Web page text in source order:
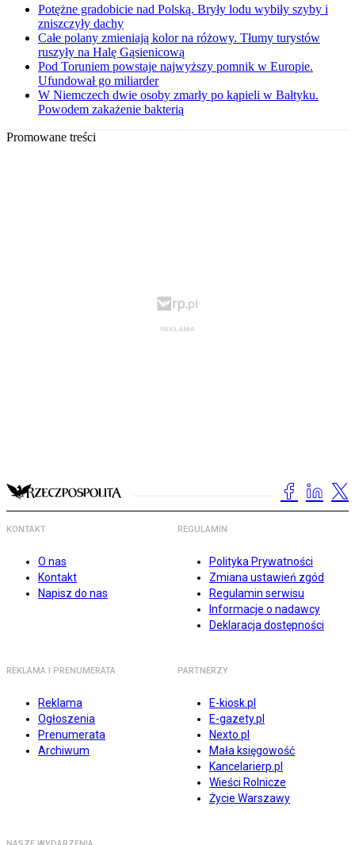
Potężne gradobicie nad Polską. Bryły lodu wybiły szyby i
zniszczyły dachy
Całe polany zmieniają kolor na różowy. Tłumy turystów
ruszyły na Halę Gąsienicową
Pod Toruniem powstaje najwyższy pomnik w Europie.
Ufundował go miliarder
W Niemczech dwie osoby zmarły po kąpieli w Bałtyku.
Powodem zakażenie bakterią
Promowane treści
KONTAKT
O nas
Kontakt
Napisz do nas
REGULAMIN
Polityka Prywatności
Zmiana ustawień zgód
Regulamin serwisu
Informacje o nadawcy
Deklaracja dostępności
REKLAMA I PRENUMERATA
Reklama
Ogłoszenia
Prenumerata
Archiwum
PARTNERZY
E-kiosk.pl
E-gazety.pl
Nexto.pl
Mała księgowość
Kancelarierp.pl
Wieści Rolnicze
Życie Warszawy